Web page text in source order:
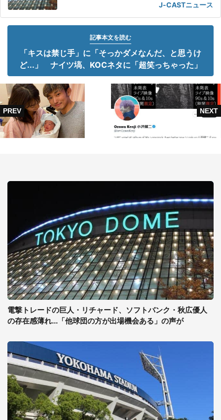
J-CASTニュース
記事本文を読む
「キスは禁じ手」に「そっかダメなんだ、と思うけ
ど...」 ナイツ塙、KOCネタに「超笑っちゃった」
電撃トレードの巨人・リチャード、ソフトバンク・秋広優人
の存在感薄れ...「他球団の方が出場機会ある」の声が